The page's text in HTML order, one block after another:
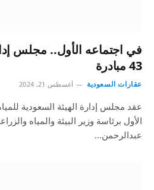
في اجتماعه الأول.. مجلس
43 مبادرة
عقارات السعودية أغسطس 21, 2024
عقد مجلس إدارة الهيئة السعودية للمياه
الأول برئاسة وزير البيئة والمياه
عبدالرحمن…